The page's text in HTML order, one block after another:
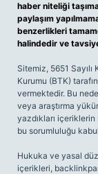
haber niteliği
paylaşım
benzerlikleri
halindedir ve
Sitemiz, 5651
Kurumu (BTK)
vermektedir. Bu
veya araştırma
yazdıkları
bu sorumluluğu
Hukuka ve yasal
içerikleri,